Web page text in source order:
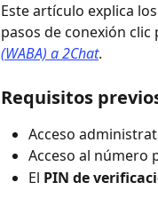
Este artículo explica
pasos de conexión clic
(WABA) a 2Chat.
Requisitos
Acceso
Acceso al número
El PIN de